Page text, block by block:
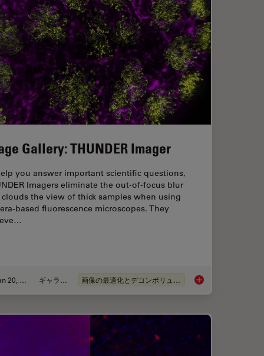
Adaptive Deconvolution with Computational Clearing
Gallery: THUNDER Imager
you answer important scientific questions,
Imagers eliminate the out-of-focus blur
the view of thick samples when using
based fluorescence microscopes. They
Jan 20, 2021 ギャラリー 画像の最適化とデコンボリューション Image Gallery: